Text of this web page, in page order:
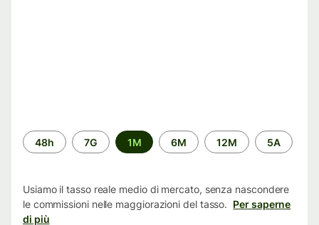
Periodo
di
48h 7G 1M 6M 12M 5A
Usiamo il tasso reale medio di mercato, senza nascondere
le commissioni nelle maggiorazioni del tasso. Per saperne
di più